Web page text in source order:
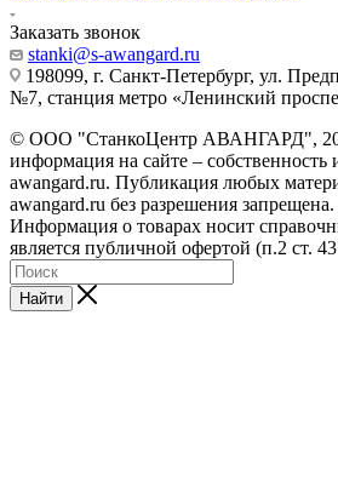
Заказать звонок
stanki@s-awangard.ru
198099, г. Санкт-Петербург, ул.
№7, станция метро «Ленинский
© ООО "СтанкоЦентр АВАНГАРД",
информация на сайте – собственность
awangard.ru. Публикация любых
awangard.ru без разрешения
Информация о товарах носит
является публичной офертой (п.2 ст.
Найти